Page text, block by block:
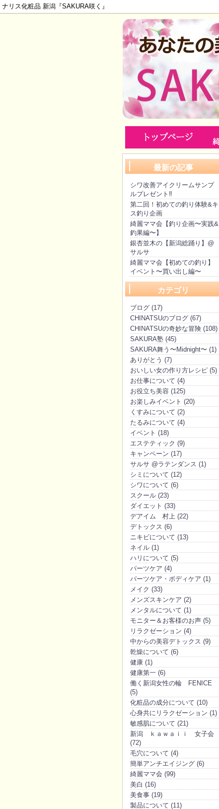
ナリス化粧品 新潟『SAKURA咲く』
最新の記事
シワ改善アイクリームサンプ
ルプレゼント‼️
第二回！初めての釣り体験&キ
ス釣り企画
綺麗ママ会【釣り企画〜実践&
釣果編〜】
銀杏並木の【新潟総踊り】@
サルサ
綺麗ママ会【初めての釣り】
イベント〜買い出し編〜
カテゴリ
ブログ (17)
CHINATSUのブログ (67)
CHINATSUの奇妙な冒険 (108)
SAKURA塾 (45)
SAKURA舞う〜Midnight〜 (1)
ありがとう (7)
おいしい女の作り方レシピ (5)
お仕事について (4)
お役立ち美容 (125)
お楽しみイベント (20)
くすみについて (2)
たるみについて (4)
イベント (18)
エステティック (9)
キャンペーン (17)
サルサ @ラテンダンス (1)
シミについて (12)
シワについて (6)
スクール (23)
ダイエット (33)
デアイム 村上 (22)
デトックス (6)
ニキビについて (13)
ネイル (1)
ハリについて (5)
パーツケア (4)
パーツケア・ボディケア (1)
メイク (33)
メンズスキンケア (2)
メンタルについて (1)
モニター＆お客様のお声 (5)
リラクゼーション (4)
中からの美容デトックス (9)
乾燥について (6)
健康 (1)
健康第一 (6)
働く新潟女性の輪 FENICE
(5)
化粧品の成分について (10)
心身共にリラクゼーション (1)
敏感肌について (21)
新潟 ｋａｗａｉｉ 女子会
(72)
毛穴について (4)
簡単アンチエイジング (6)
綺麗ママ会 (99)
美白 (16)
美食事 (19)
製品について (11)